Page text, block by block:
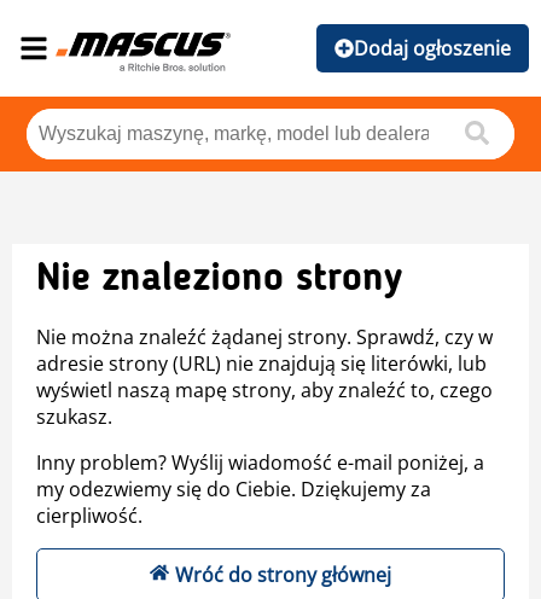
Dodaj ogłoszenie
Nie znaleziono strony
Nie można znaleźć żądanej strony. Sprawdź, czy w
adresie strony (URL) nie znajdują się literówki, lub
wyświetl naszą mapę strony, aby znaleźć to, czego
szukasz.
Inny problem? Wyślij wiadomość e-mail poniżej, a
my odezwiemy się do Ciebie. Dziękujemy za
cierpliwość.
Wróć do strony głównej